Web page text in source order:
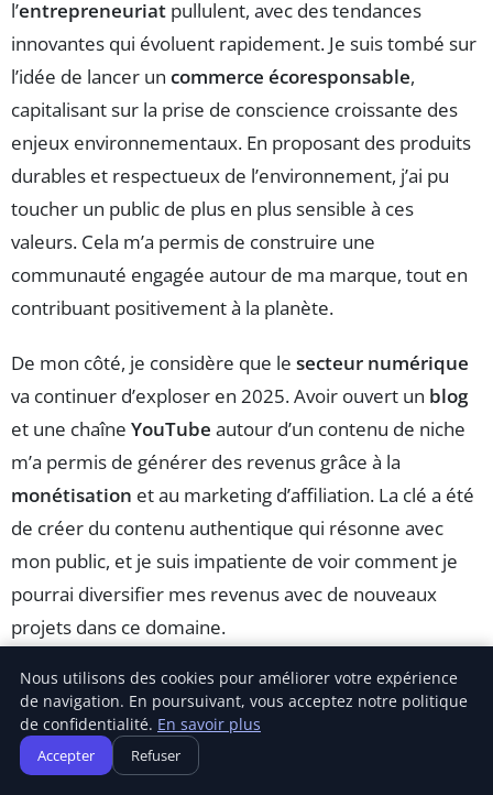
l’entrepreneuriat pullulent, avec des tendances
innovantes qui évoluent rapidement. Je suis tombé sur
l’idée de lancer un commerce écoresponsable,
capitalisant sur la prise de conscience croissante des
enjeux environnementaux. En proposant des produits
durables et respectueux de l’environnement, j’ai pu
toucher un public de plus en plus sensible à ces
valeurs. Cela m’a permis de construire une
communauté engagée autour de ma marque, tout en
contribuant positivement à la planète.
De mon côté, je considère que le secteur numérique
va continuer d’exploser en 2025. Avoir ouvert un blog
et une chaîne YouTube autour d’un contenu de niche
m’a permis de générer des revenus grâce à la
monétisation et au marketing d’affiliation. La clé a été
de créer du contenu authentique qui résonne avec
mon public, et je suis impatiente de voir comment je
pourrai diversifier mes revenus avec de nouveaux
projets dans ce domaine.
Je me suis tournée vers le marché desproduits
artisanauxet faits maison. J’ai commencé à vendre
des savons artisanaux et des bougies parfumées. Ce
modèle d’entreprise à domicile
Nous utilisons des cookies pour améliorer votre expérience
de navigation. En poursuivant, vous acceptez notre politique
de confidentialité. En savoir plus
Accepter Refuser